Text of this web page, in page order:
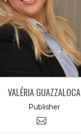
VALÉRIA GUAZZALOCA
Publisher